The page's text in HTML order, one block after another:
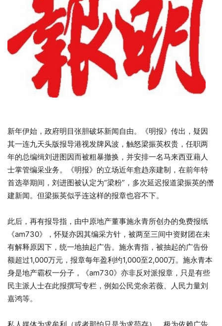
新年伊始，政府明目张胆破坏新闻自由。《明报》传出，疑因
其一连九天头版报导港视发牌风波，触怒梁振英权贵，任职两
年的总编缉刘进图因而被粗暴撤换，并安排一名马来西亚藉人
士掌管编采业务。《明报》的立场近年愈趋亲建制，在前年特
首选举期间，刘进图被认定为“梁粉”，多次延迟报道梁振英的僭
建新闻。但梁振英似乎连这样的报章也容不下。
此后，再有报导指，由中原地产董事施永青所创办的免费报纸
《am730》，怀疑亦因其编采方针，被两至三间中资财团在未
有解释原因下，统一地抽起广告。施永青指，被抽起的广告份
额超过1,000万元，报章每年盈利约1,000至2,000万。施永青本
身是地产霸权一分子，《am730》亦非反对派报章，只是有些
民主派人士在此报撰写专栏，例如公民党余若薇、人民力量刘
嘉鸿等。